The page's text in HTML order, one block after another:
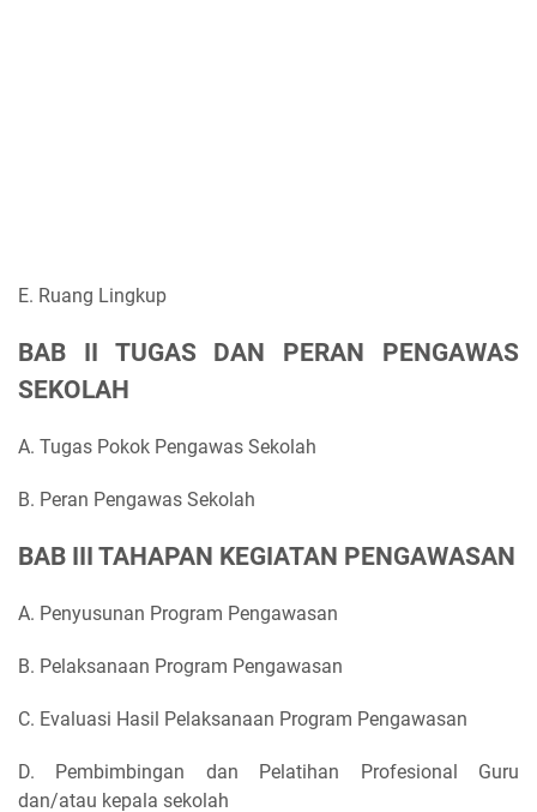
E. Ruang Lingkup
BAB II TUGAS DAN PERAN PENGAWAS
SEKOLAH
A. Tugas Pokok Pengawas Sekolah
B. Peran Pengawas Sekolah
BAB III TAHAPAN KEGIATAN PENGAWASAN
A. Penyusunan Program Pengawasan
B. Pelaksanaan Program Pengawasan
C. Evaluasi Hasil Pelaksanaan Program Pengawasan
D. Pembimbingan dan Pelatihan Profesional Guru
dan/atau kepala sekolah